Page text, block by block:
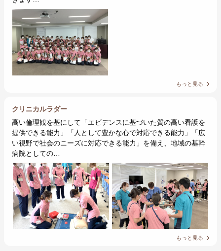
もっと見る
クリニカルラダー
高い倫理観を基にして「エビデンスに基づいた質の高い看護を
提供できる能力」「人として豊かな心で対応できる能力」「広
い視野で社会のニーズに対応できる能力」を備え、地域の基幹
病院としての…
もっと見る